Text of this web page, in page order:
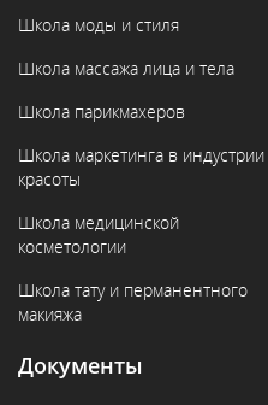
Школа моды и стиля
Школа массажа лица и тела
Школа парикмахеров
Школа маркетинга в индустрии
красоты
Школа медицинской
косметологии
Школа тату и перманентного
макияжа
Документы